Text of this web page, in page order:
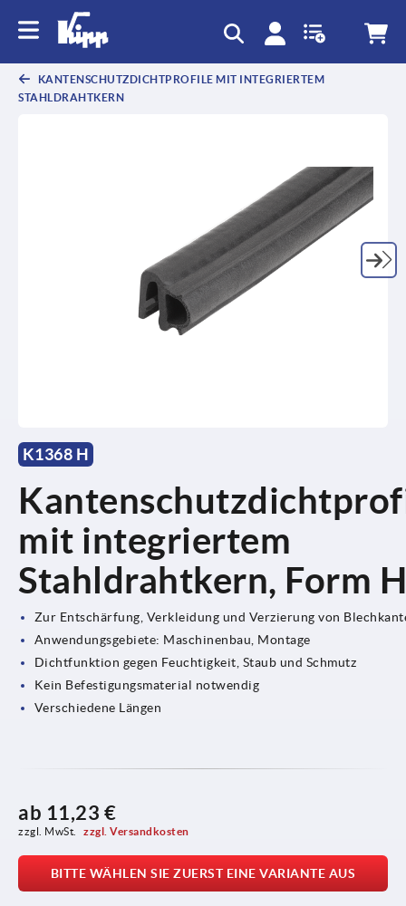
KANTENSCHUTZDICHTPROFILE MIT INTEGRIERTEM
STAHLDRAHTKERN
K1368 H
mit integriertem
Stahldrahtkern, Form H
Zur Entschärfung, Verkleidung und Verzierung von
Anwendungsgebiete: Maschinenbau, Montage
Dichtfunktion gegen Feuchtigkeit, Staub und Schmutz
Kein Befestigungsmaterial notwendig
Verschiedene Längen
ab 11,23 €
zzgl. MwSt. zzgl. Versandkosten
BITTE WÄHLEN SIE ZUERST EINE VARIANTE AUS